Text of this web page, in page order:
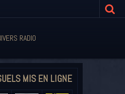
RADIO
MIS EN LIGNE